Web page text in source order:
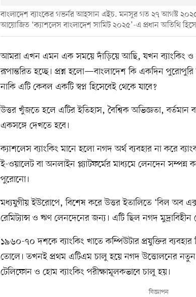
বাংলাদেশ ব্যাংকের গভর্নর আহসান এইচ. মনসুর গত ২৭ আগস্ট
আয়োজিত ‘ক্যাশলেস বাংলাদেশ সামিট ২০২৫’-এ প্রধান অতিথি
আমরা এখন এমন এক সময়ে দাঁড়িয়ে আছি, যখন ব্যাংকিং ও
রূপান্তরিত হচ্ছে। প্রশ্ন হলো—বাংলাদেশ কি একদিন
নাকি এটি কেবল একটি স্বপ্ন হিসেবেই থেকে যাবে?
উত্তর খুঁজতে হলে এটির ইতিহাস, বৈশ্বিক অভিজ্ঞতা, বর্তমান
একসঙ্গে দেখতে হবে।
ক্যাশলেস ব্যাংকিং মানে হলো নগদ অর্থ ব্যবহার না করে
ই-ওয়ালেট বা অনলাইন প্ল্যাটফর্মের মাধ্যমে লেনদেন
পুরোনো।
মধ্যযুগীয় ইউরোপে, বিশেষ করে উত্তর ইতালিতে ‘বিল অব
রেমিট্যান্স ও ঋণ লেনদেনের জন্য। এটি ছিল নগদ
১৯৬০-৭০ দশকে ব্যাংকিং খাতে কম্পিউটার প্রযুক্তির ব্যবহার
তোলে। তখনই প্রথম এটিএম চালু হয়ে নগদ উত্তোলনের নতুন
টেলিফোন ও হোম ব্যাংকিং পরীক্ষামূলকভাবে চালু হয়।